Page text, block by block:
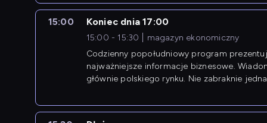
15:00 Koniec dnia 17:00
15:00 - 15:30
magazyn ekonomiczny
Codzienny popołudniowy program
najważniejsze informacje biznesowe.
głównie polskiego rynku. Nie zabraknie